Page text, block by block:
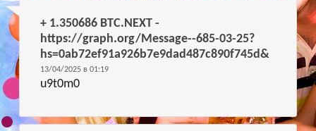
+ 1.350686 BTC.NEXT -
https://graph.org/Message--685-03-25?
hs=0ab72ef91a926b7e9dad487c890f745d&
13/04/2025 в 01:19
u9t0m0